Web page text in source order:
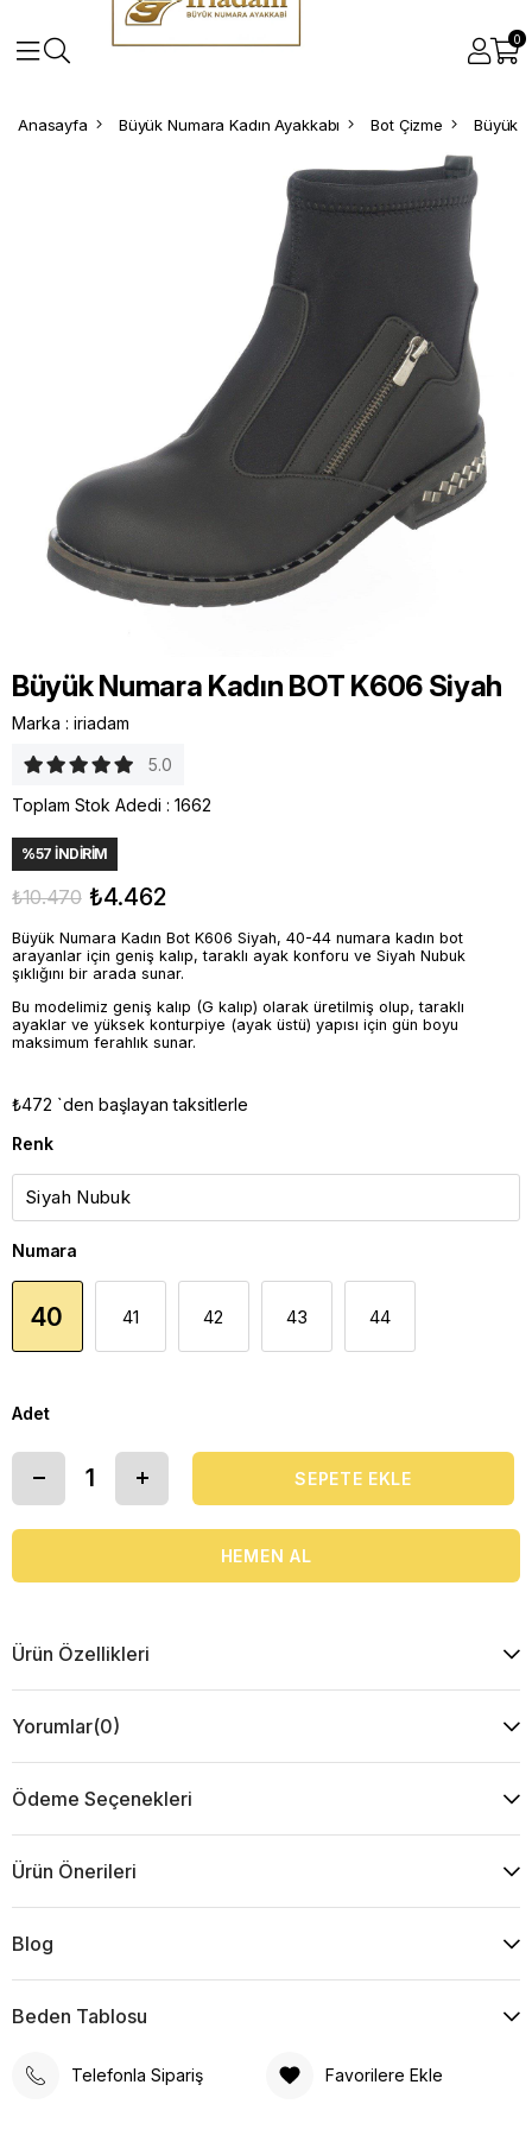
0
Anasayfa Büyük Numara Kadın Ayakkabı Bot Çizme Büyük
Büyük Numara Kadın BOT K606 Siyah
Marka : iriadam
5.0
Toplam Stok Adedi : 1662
%57 İNDIRIM
₺10.470 ₺4.462
Büyük Numara Kadın Bot K606 Siyah, 40-44 numara kadın bot
arayanlar için geniş kalıp, taraklı ayak konforu ve Siyah Nubuk
şıklığını bir arada sunar.
Bu modelimiz geniş kalıp (G kalıp) olarak üretilmiş olup, taraklı
ayaklar ve yüksek konturpiye (ayak üstü) yapısı için gün boyu
maksimum ferahlık sunar.
₺472 `den başlayan taksitlerle
Renk
Numara
40 41 42 43 44
Adet
Ürün Özellikleri
Yorumlar(0)
Ödeme Seçenekleri
Ürün Önerileri
Blog
Beden Tablosu
Telefonla Sipariş Favorilere Ekle